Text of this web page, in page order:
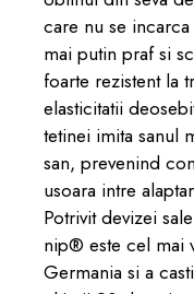
care nu se
mai putin praf si
foarte rezistent la
elasticitatii
tetinei imita sanul
san, prevenind
usoara intre
Potrivit devizei
nip® este cel mai
Germania si a